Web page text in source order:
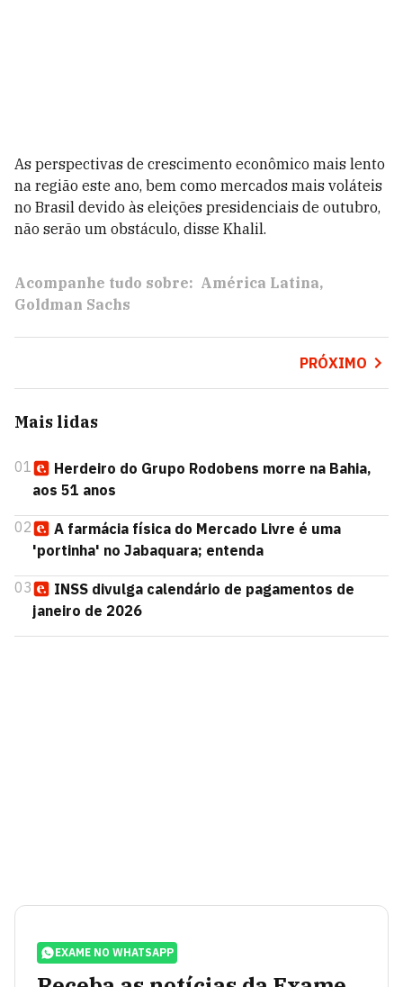
As perspectivas de crescimento econômico mais lento
na região este ano, bem como mercados mais voláteis
no Brasil devido às eleições presidenciais de outubro,
não serão um obstáculo, disse Khalil.
Acompanhe tudo sobre: América Latina
Goldman Sachs
PRÓXIMO
Mais lidas
01
Herdeiro do Grupo Rodobens morre na Bahia,
aos 51 anos
02
A farmácia física do Mercado Livre é uma
'portinha' no Jabaquara; entenda
03
INSS divulga calendário de pagamentos de
janeiro de 2026
EXAME NO WHATSAPP